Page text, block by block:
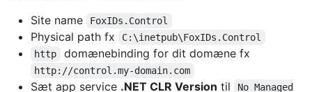
Site name
FoxIDs.Control
Physical path fx
C:\inetpub\FoxIDs.Control
http
domænebinding for dit domæne fx
http://control.my-domain.com
Sæt app service .NET CLR Version til
No Managed